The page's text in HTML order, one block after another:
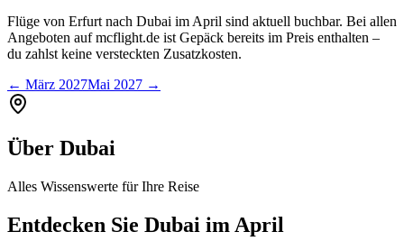
Flüge von Erfurt nach Dubai im April sind aktuell buchbar. Bei allen
Angeboten auf mcflight.de ist Gepäck bereits im Preis enthalten –
du zahlst keine versteckten Zusatzkosten.
← März 2027Mai 2027 →
Über Dubai
Alles Wissenswerte für Ihre Reise
Entdecken Sie Dubai im April